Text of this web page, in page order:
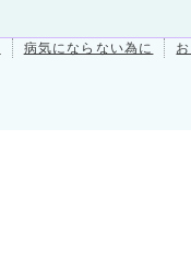
病気にならない為に